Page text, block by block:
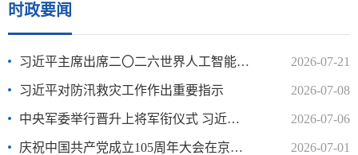
时政要闻
2026-07-21
习近平主席出席二〇二六世界人工智能大会暨人工智能全球治理高..
2026-07-08
习近平对防汛救灾工作作出重要指示
2026-07-06
中央军委举行晋升上将军衔仪式 习近平颁发命令状并向晋衔的军..
2026-07-01
庆祝中国共产党成立105周年大会在京隆重举行